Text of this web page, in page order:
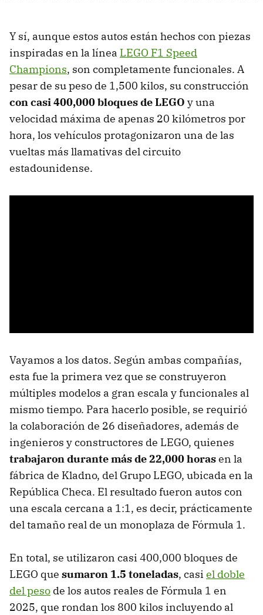
Y sí, aunque estos autos están hechos con piezas
inspiradas en la línea LEGO F1 Speed
Champions, son completamente funcionales. A
pesar de su peso de 1,500 kilos, su construcción
con casi 400,000 bloques de LEGO y una
velocidad máxima de apenas 20 kilómetros por
hora, los vehículos protagonizaron una de las
vueltas más llamativas del circuito
estadounidense.
Vayamos a los datos. Según ambas compañías,
esta fue la primera vez que se construyeron
múltiples modelos a gran escala y funcionales al
mismo tiempo. Para hacerlo posible, se requirió
la colaboración de 26 diseñadores, además de
ingenieros y constructores de LEGO, quienes
trabajaron durante más de 22,000 horasen la
fábrica de Kladno, del Grupo LEGO, ubicada en la
República Checa. El resultado fueron autos con
una escala cercana a 1:1, es decir, prácticamente
del tamaño real de un monoplaza de Fórmula 1.
En total, se utilizaron casi 400,000 bloques de
LEGO que sumaron 1.5 toneladas, casi el doble
del peso de los autos reales de Fórmula 1 en
2025, que rondan los 800 kilos incluyendo al